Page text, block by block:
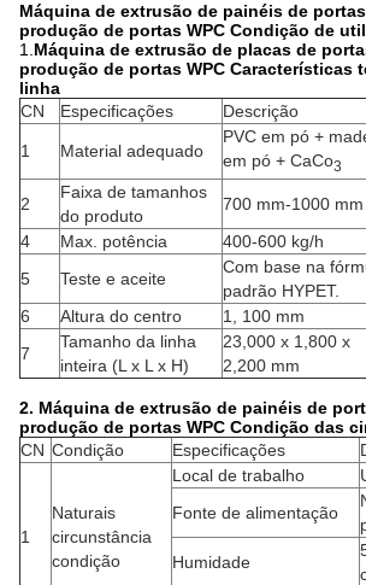
Máquina de extrusão de painéis de
produção de portas WPC Condição de
1. Máquina de extrusão de placas de
produção de portas WPC Características
linha
CN
Especificações Descrição
1 Material adequado
PVC em pó +
em pó + CaCo3
2
Faixa de tamanhos
do produto
700 mm-1000 mm
4
Max. potência
400-600 kg/h
5
Teste e aceite
Com base na
padrão HYPET.
6
Altura do centro
1, 100 mm
7
Tamanho da linha
inteira (L x L x H)
23,000 x 1,800 x
2,200 mm
2. Máquina de extrusão de painéis de
produção de portas WPC Condição das
CN Condição Especificações
1
Naturais
circunstância
condição
Local de trabalho
Fonte de alimentação
Humidade